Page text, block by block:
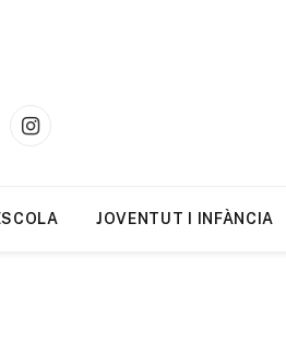
Instagram
JOVENTUT I INFÀNCIA